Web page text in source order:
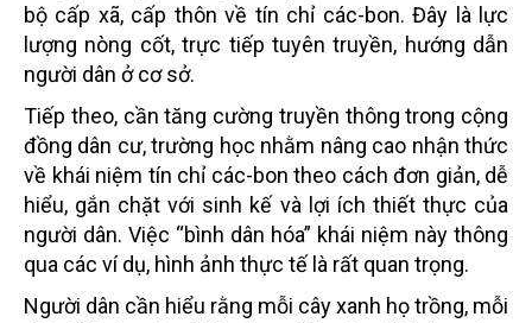
bộ cấp xã, cấp thôn về tín chỉ các-bon. Đây là lực
lượng nòng cốt, trực tiếp tuyên truyền, hướng dẫn
người dân ở cơ sở.
Tiếp theo, cần tăng cường truyền thông trong cộng
đồng dân cư, trường học nhằm nâng cao nhận thức
về khái niệm tín chỉ các-bon theo cách đơn giản, dễ
hiểu, gắn chặt với sinh kế và lợi ích thiết thực của
người dân. Việc “bình dân hóa” khái niệm này thông
qua các ví dụ, hình ảnh thực tế là rất quan trọng.
Người dân cần hiểu rằng mỗi cây xanh họ trồng, mỗi